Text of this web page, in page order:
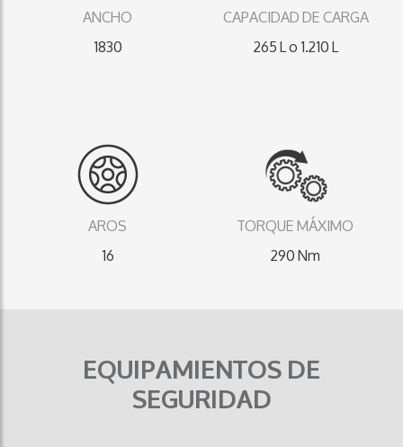
ANCHO
1830
CAPACIDAD DE CARGA
265 L o 1.210 L
AROS
16
TORQUE MÁXIMO
290 Nm
EQUIPAMIENTOS DE
SEGURIDAD